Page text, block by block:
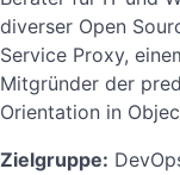
diverser Open
Service Proxy,
Mitgründer der
Orientation in
Zielgruppe: